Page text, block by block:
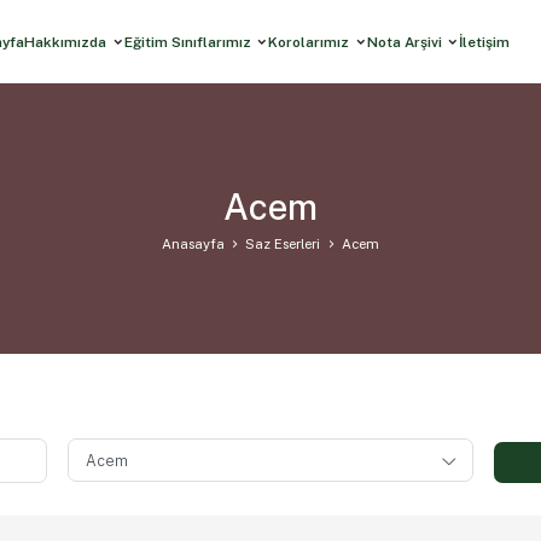
Hakkımızda Eğitim Sınıflarımız Korolarımız Nota Arşivi İletişim
Acem
Anasayfa Saz Eserleri Acem